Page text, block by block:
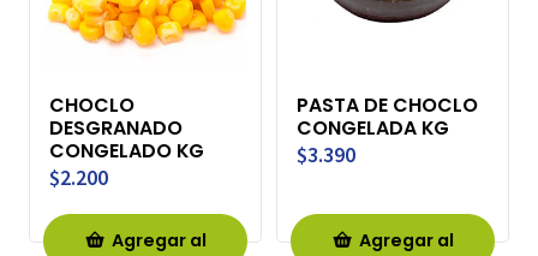
CHOCLO
DESGRANADO
CONGELADO KG
$2.200
Agregar al
PASTA DE CHOCLO
CONGELADA KG
$3.390
Agregar al